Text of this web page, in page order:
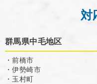
対
群馬県中毛地区
・前橋市
・伊勢崎市
・玉村町